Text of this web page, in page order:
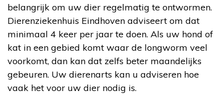
belangrijk om uw dier regelmatig te ontwormen.
Dierenziekenhuis Eindhoven adviseert om dat
minimaal 4 keer per jaar te doen. Als uw hond of
kat in een gebied komt waar de longworm veel
voorkomt, dan kan dat zelfs beter maandelijks
gebeuren. Uw dierenarts kan u adviseren hoe
vaak het voor uw dier nodig is.